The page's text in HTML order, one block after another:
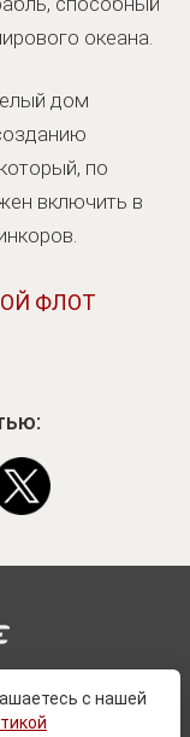
океана.
дом
по
включить в
ФЛОТ
с нашей